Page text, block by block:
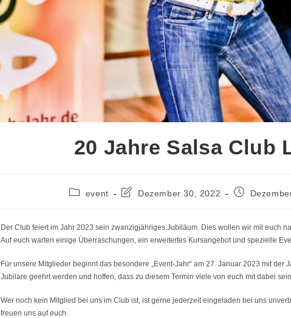
20 Jahre Salsa Club
Beitrags-
event
Beitrag
am:
Dezember 30, 2022
Beitrag
Der Club feiert im Jahr 2023 sein zwanzigjähriges Jubiläum. Dies wollen wir mit euch
Auf euch warten einige Überraschungen, ein erweitertes Kursangebot und spezielle
Für unsere Mitglieder beginnt das besondere „Event-Jahr“ am 27. Januar 2023 mit der
Jubilare geehrt werden und hoffen, dass zu diesem Termin viele von euch mit dabei
Wer noch kein Mitglied bei uns im Club ist, ist gerne jederzeit eingeladen bei uns
freuen uns auf euch.